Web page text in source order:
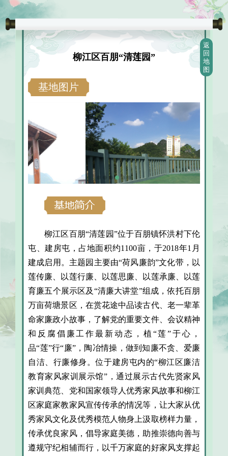
返
回
地
图
柳江区百朋“清莲园”
基地图片
柳江区百朋“清莲园”位于百朋镇怀洪村下伦
屯、建房屯，占地面积约1100亩，于2018年1月
建成启用。主题园主要由“荷风廉韵”文化带，以
莲传廉、以莲行廉、以莲思廉、以莲承廉、以莲
育廉五个展示区及“清廉大讲堂”组成，依托百朋
万亩荷塘景区，在赏花途中品读古代、老一辈革
命家廉政小故事，了解党的重要文件、会议精神
和反腐倡廉工作最新动态，植“莲”于心，
品“莲”行“廉”，陶冶情操，做到知廉不贪、爱廉
自洁、行廉修身。位于建房屯内的“柳江区廉洁
教育家风家训展示馆”，通过展示古代先贤家风
家训典范、党和国家领导人优秀家风故事和柳江
区家庭家教家风宣传传承的情况等，让大家从优
秀家风文化及优秀模范人物身上汲取榜样力量，
传承优良家风，倡导家庭美德，助推崇德向善与
遵规守纪相辅而行，以千万家庭的好家风支撑起